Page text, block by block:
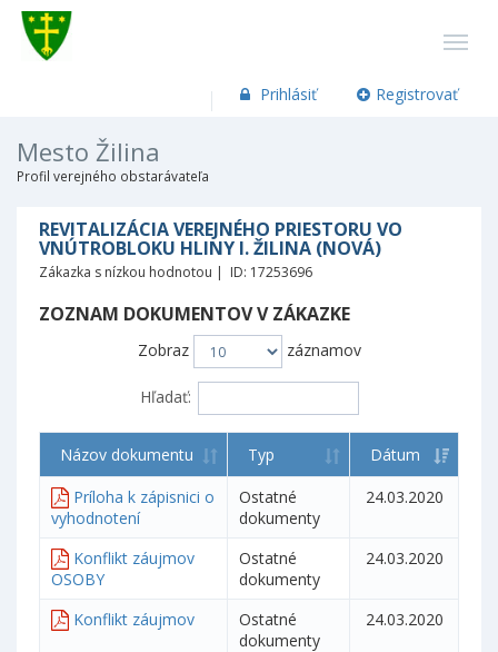
Prihlásiť Registrovať
Mesto Žilina
Profil verejného obstarávateľa
REVITALIZÁCIA VEREJNÉHO PRIESTORU VO
VNÚTROBLOKU HLINY I. ŽILINA (NOVÁ)
Zákazka s nízkou hodnotou | ID: 17253696
ZOZNAM DOKUMENTOV V ZÁKAZKE
Zobraz záznamov
Hľadať:
Názov dokumentu Typ
Dátum
Príloha k zápisnici o
vyhodnotení
Ostatné
dokumenty
24.03.2020
Konflikt záujmov
OSOBY
Ostatné
dokumenty
24.03.2020
Konflikt záujmov
Ostatné
dokumenty
24.03.2020